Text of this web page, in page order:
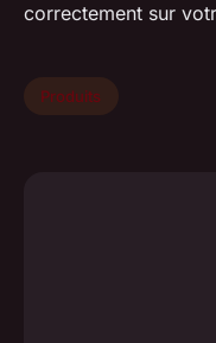
correctement sur
Produits